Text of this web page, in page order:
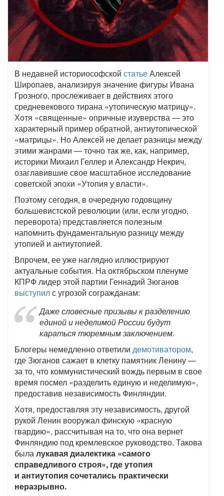
В недавней историософской статьеАлексей
Широпаев, анализируя значение фигуры Ивана
Грозного, прослеживает в действиях этого
средневекового тирана «утопическую матрицу».
Хотя «священные» опричные изуверства — это
характерный пример обратной, антиутопической
«матрицы». Но Алексей не делает разницы между
этими жанрами — точно так же, как, например,
историки Михаил Геллер и Александр Некрич,
озаглавившие свое масштабное исследование
советской эпохи «Утопия у власти».
Поэтому сегодня, в очередную годовщину
большевистской революции (или, если угодно,
переворота) представляется полезным
напомнить фундаментальную разницу между
утопией и антиутопией.
Впрочем, ее уже наглядно иллюстрируют
актуальные события. На октябрьском пленуме
КПРФ лидер этой партии Геннадий Зюганов
выступилс угрозой согражданам:
Даже словесные призывы к разделению
единой и неделимой России будут
караться тюремным заключением.
Блогеры немедленно ответили демотиватором,
где Зюганов сажает в клетку памятник Ленину —
за то, что коммунистический вождь первым в свое
время посмел «разделить единую и неделимую»,
предоставив независимость Финляндии.
Хотя, предоставляя эту независимость, другой
рукой Ленин вооружал финскую «красную
гвардию», рассчитывая на то, что она вернет
Финляндию под кремлевское руководство. Такова
былалукавая диалектика «самого
справедливого строя», где утопия
и антиутопия сочетались практически
неразрывно.